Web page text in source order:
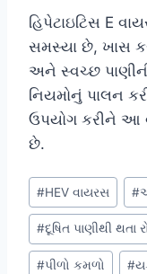
હિપેટાઇટિસ E
સમસ્યા છે, ખાસ
અને સ્વચ્છ
નિયમોનું પાલન
ઉપયોગ કરીને આ
છે.
Post
Tags:
#HEV વાયરસ #
#દૂષિત પાણીથી થતા
#પીળો કમળો #